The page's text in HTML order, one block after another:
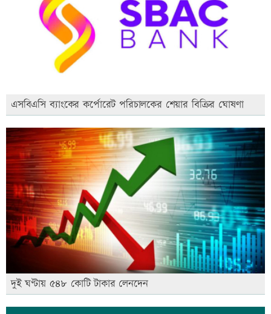
এসবিএসি ব্যাংকের কর্পোরেট পরিচালকের শেয়ার বিক্রির ঘোষণা
দুই ঘণ্টায় ৫৪৮ কোটি টাকার লেনদেন